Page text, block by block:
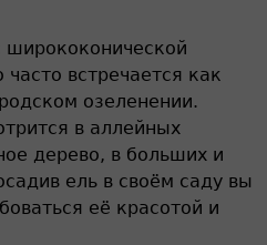
ширококонической
встречается как
озеленении.
в аллейных
дерево, в больших и
ель в своём саду вы
её красотой и